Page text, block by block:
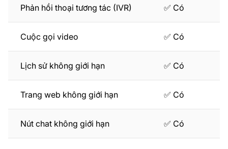
Phản hồi thoại tương tác (IVR) ✅ Có
Cuộc gọi video ✅ Có
Lịch sử không giới hạn ✅ Có
Trang web không giới hạn ✅ Có
Nút chat không giới hạn ✅ Có